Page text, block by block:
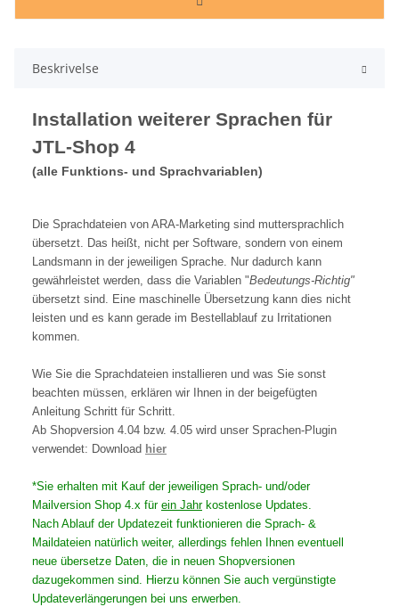
Beskrivelse
Installation weiterer Sprachen für
JTL-Shop 4
(alle Funktions- und Sprachvariablen)
Die Sprachdateien von ARA-Marketing sind muttersprachlich
übersetzt. Das heißt, nicht per Software, sondern von einem
Landsmann in der jeweiligen Sprache. Nur dadurch kann
gewährleistet werden, dass die Variablen "Bedeutungs-Richtig"
übersetzt sind. Eine maschinelle Übersetzung kann dies nicht
leisten und es kann gerade im Bestellablauf zu Irritationen
kommen.
Wie Sie die Sprachdateien installieren und was Sie sonst
beachten müssen, erklären wir Ihnen in der beigefügten
Anleitung Schritt für Schritt.
Ab Shopversion 4.04 bzw. 4.05 wird unser Sprachen-Plugin
verwendet: Download hier
*Sie erhalten mit Kauf der jeweiligen Sprach- und/oder
Mailversion Shop 4.x für ein Jahrkostenlose Updates.
Nach Ablauf der Updatezeit funktionieren die Sprach- &
Maildateien natürlich weiter, allerdings fehlen Ihnen eventuell
neue übersetze Daten, die in neuen Shopversionen
dazugekommen sind. Hierzu können Sie auch vergünstigte
Updateverlängerungen bei uns erwerben.